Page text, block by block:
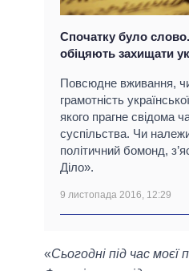
Спочатку було
обіцяють захищати
Повсюдне вживання,
грамотність
якого прагне свідома
суспільства. Чи
політичний бомонд,
Діло».
9 листопада 2016, 12:29
«Сьогодні під час моєї